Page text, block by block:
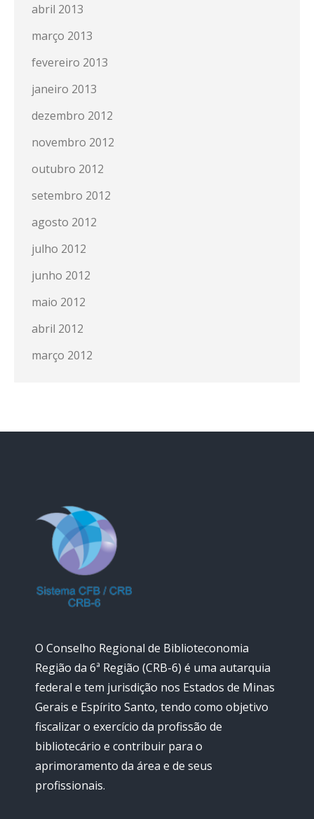
abril 2013
março 2013
fevereiro 2013
janeiro 2013
dezembro 2012
novembro 2012
outubro 2012
setembro 2012
agosto 2012
julho 2012
junho 2012
maio 2012
abril 2012
março 2012
O Conselho Regional de Biblioteconomia
Região da 6ª Região (CRB-6) é uma autarquia
federal e tem jurisdição nos Estados de Minas
Gerais e Espírito Santo, tendo como objetivo
fiscalizar o exercício da profissão de
bibliotecário e contribuir para o
aprimoramento da área e de seus
profissionais.